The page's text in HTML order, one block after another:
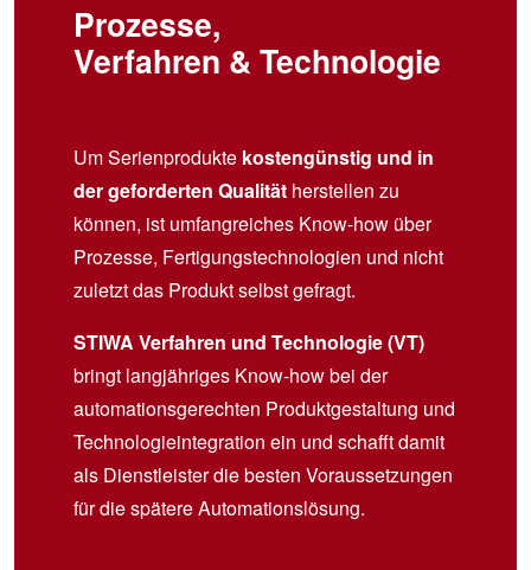
Prozesse,
Verfahren & Technologie
Um Serienprodukte kostengünstig und in
der geforderten Qualität herstellen zu
können, ist umfangreiches Know-how über
Prozesse, Fertigungstechnologien und nicht
zuletzt das Produkt selbst gefragt.
STIWA Verfahren und Technologie (VT)
bringt langjähriges Know-how bei der
automationsgerechten Produktgestaltung und
Technologieintegration ein und schafft damit
als Dienstleister die besten Voraussetzungen
für die spätere Automationslösung.